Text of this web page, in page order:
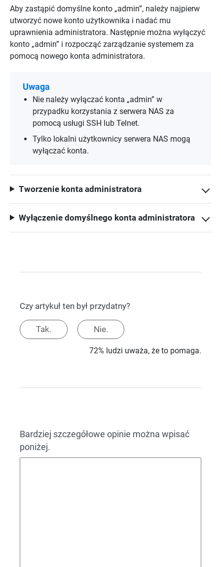
Aby zastąpić domyślne konto „admin”, należy najpierw
utworzyć nowe konto użytkownika i nadać mu
uprawnienia administratora. Następnie można wyłączyć
konto „admin” i rozpocząć zarządzanie systemem za
pomocą nowego konta administratora.
Uwaga
Nie należy wyłączać konta „admin” w
przypadku korzystania z serwera NAS za
pomocą usługi SSH lub Telnet.
Tylko lokalni użytkownicy serwera NAS mogą
wyłączać konta.
Tworzenie konta administratora
Wyłączenie domyślnego konta administratora
Czy artykuł ten był przydatny?
Tak. Nie.
72% ludzi uważa, że to pomaga.
Bardziej szczegółowe opinie można wpisać
poniżej.